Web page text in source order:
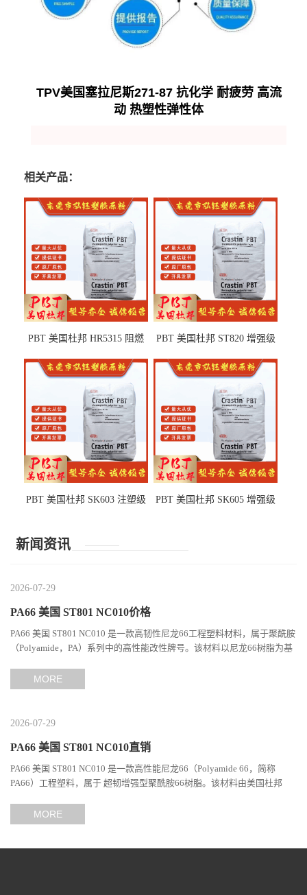
TPV美国塞拉尼斯271-87 抗化学 耐疲劳 高流
动 热塑性弹性体
相关产品：
PBT 美国杜邦 HR5315 阻燃
部件
PBT 美国杜邦 ST820 增强级
PBT 美国杜邦 SK603 注塑级
PBT 美国杜邦 SK605 增强级
新闻资讯
2026-07-29
PA66 美国 ST801 NC010价格
PA66 美国 ST801 NC010 是一款高韧性尼龙66工程塑料材料，属于聚酰胺
（Polyamide，PA）系列中的高性能改性牌号。该材料以尼龙66树脂为基
MORE
2026-07-29
PA66 美国 ST801 NC010直销
PA66 美国 ST801 NC010 是一款高性能尼龙66（Polyamide 66，简称
PA66）工程塑料，属于 超韧增强型聚酰胺66树脂。该材料由美国杜邦
MORE